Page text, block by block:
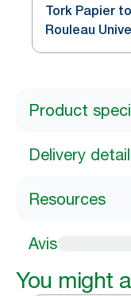
Tork Papier
Rouleau
Product
Delivery
Resources
Avis
You might